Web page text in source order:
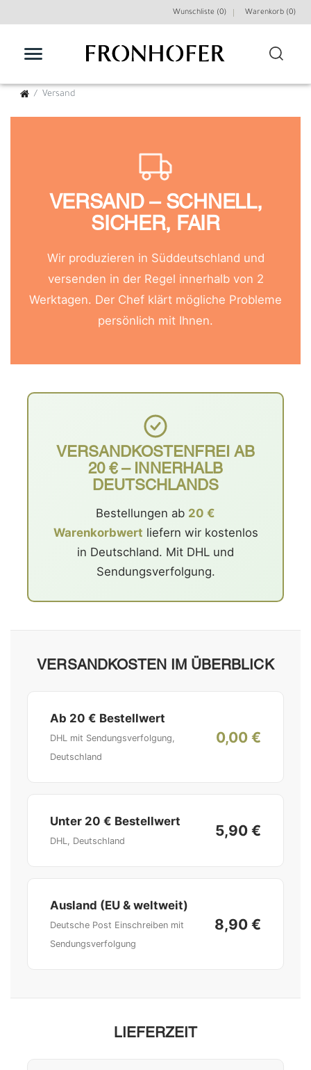
Wunschliste (0) Warenkorb (0)
Versand
VERSAND – SCHNELL,
SICHER, FAIR
Wir produzieren in Süddeutschland und
versenden in der Regel innerhalb von 2
Werktagen. Der Chef klärt mögliche Probleme
persönlich mit Ihnen.
VERSANDKOSTENFREI AB
20 € – INNERHALB
DEUTSCHLANDS
Bestellungen ab 20 €
Warenkorbwert liefern wir kostenlos
in Deutschland. Mit DHL und
Sendungsverfolgung.
VERSANDKOSTEN IM ÜBERBLICK
Ab 20 € Bestellwert
DHL mit Sendungsverfolgung,
Deutschland
0,00 €
Unter 20 € Bestellwert
DHL, Deutschland
5,90 €
Ausland (EU & weltweit)
Deutsche Post Einschreiben mit
Sendungsverfolgung
8,90 €
LIEFERZEIT